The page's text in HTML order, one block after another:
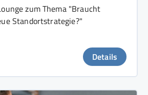
zum Thema "Braucht
Standortstrategie?"
Details